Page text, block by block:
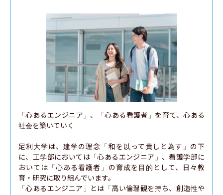
「心あるエンジニア」、「心ある看護者」を育て、心ある
社会を築いていく
足利大学は、建学の理念「和を以って貴しと為す」の下
に、工学部においては「心あるエンジニア」、看護学部に
おいては「心ある看護者」の育成を目的として、日々教
育・研究に取り組んでいます。
「心あるエンジニア」とは「高い倫理観を持ち、創造性や